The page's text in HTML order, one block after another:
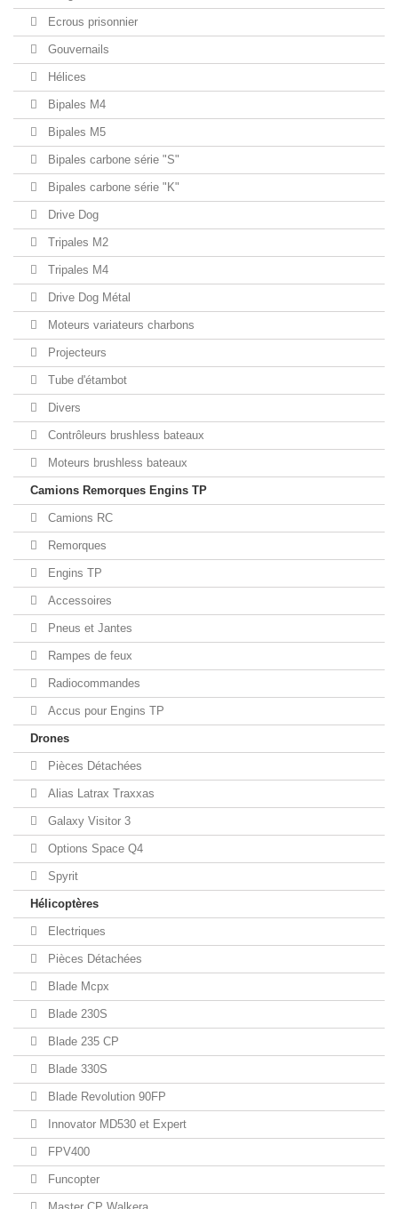
Ecrous prisonnier
Gouvernails
Hélices
Bipales M4
Bipales M5
Bipales carbone série "S"
Bipales carbone série "K"
Drive Dog
Tripales M2
Tripales M4
Drive Dog Métal
Moteurs variateurs charbons
Projecteurs
Tube d'étambot
Divers
Contrôleurs brushless bateaux
Moteurs brushless bateaux
Camions Remorques Engins TP
Camions RC
Remorques
Engins TP
Accessoires
Pneus et Jantes
Rampes de feux
Radiocommandes
Accus pour Engins TP
Drones
Pièces Détachées
Alias Latrax Traxxas
Galaxy Visitor 3
Options Space Q4
Spyrit
Hélicoptères
Electriques
Pièces Détachées
Blade Mcpx
Blade 230S
Blade 235 CP
Blade 330S
Blade Revolution 90FP
Innovator MD530 et Expert
FPV400
Funcopter